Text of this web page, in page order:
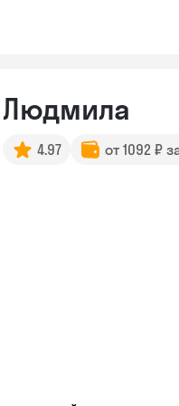
Людмила
4.97 от 1092 ₽